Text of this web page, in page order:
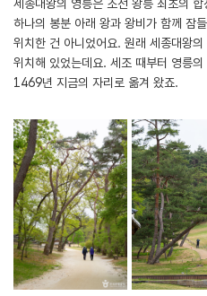
세종대왕의 영릉은 조선 왕릉 최초의
하나의 봉분 아래 왕과 왕비가 함께 잠
위치한 건 아니었어요. 원래 세종대왕
위치해 있었는데요. 세조 때부터 영릉
1469년 지금의 자리로 옮겨 왔죠.